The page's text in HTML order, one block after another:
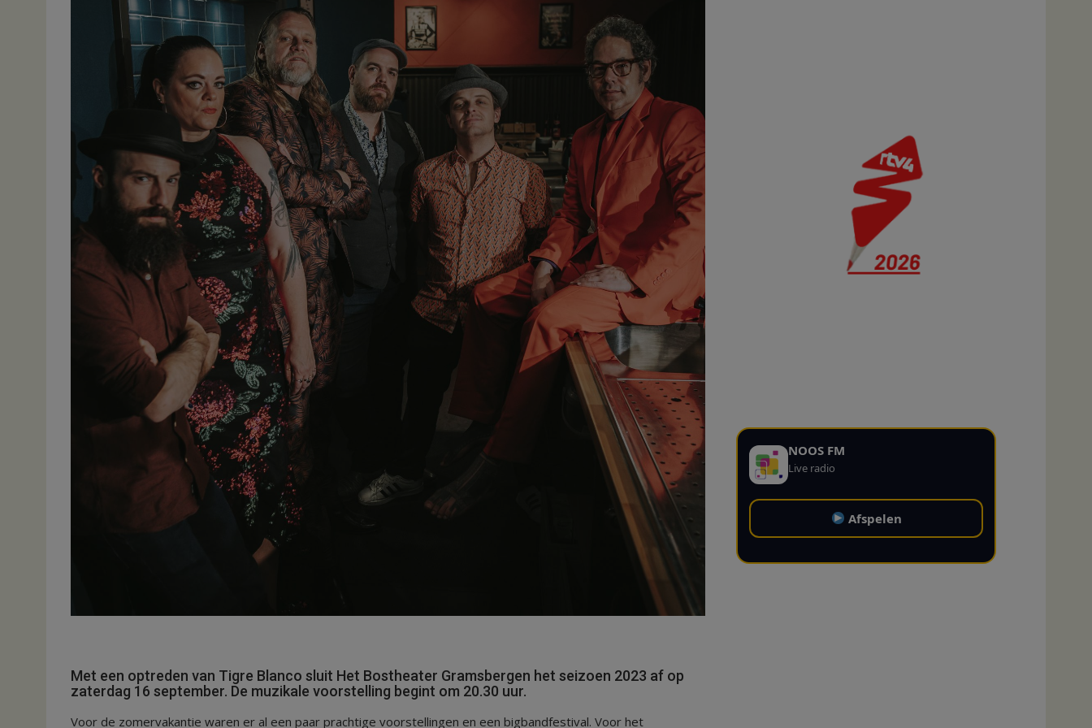
Met een optreden van Tigre Blanco sluit Het Bostheater Gramsbergen het seizoen 2023 af op
zaterdag 16 september. De muzikale voorstelling begint om 20.30 uur.
Voor de zomervakantie waren er al een paar prachtige voorstellingen en een bigbandfestival. Voor het
NOOS FM
Live radio
Afspelen